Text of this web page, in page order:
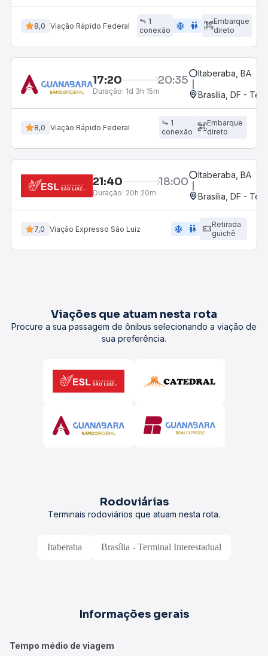
8,0 Viação Rápido Federal
1
conexão
ac_unit wc
Embarque
direto
17:20 20:35
Duração: 1d 3h 15m
Itaberaba, BA
Brasília, DF -
8,0 Viação Rápido Federal
1
conexão
Embarque
direto
21:40 18:00
Duração: 20h 20m
Itaberaba, BA
Brasília, DF -
7,0 Viação Expresso São Luiz ac_unit wc
Retirada
guichê
Viações que atuam nesta rota
Procure a sua passagem de ônibus selecionando a viação de
sua preferência.
Rodoviárias
Terminais rodoviários que atuam nesta rota.
Itaberaba Brasília - Terminal Interestadual
Informações gerais
Tempo médio de viagem